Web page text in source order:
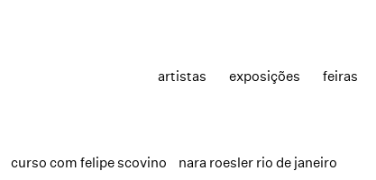
artistas exposições feiras
curso com felipe scovino nara roesler rio de janeiro